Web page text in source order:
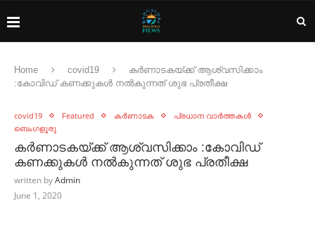
Home covid19
കർണാടകയ്ക്ക് ആശ്വസിക്കാം
:കോവിഡ് കണക്കുകൾ നൽകുന്നത് ശുഭ പ്രതീക്ഷ
covid19 Featured കർണാടക
പ്രധാന വാർത്തകൾ
ബെംഗളൂരു
കർണാടകയ്ക്ക് ആശ്വസിക്കാം :കോവിഡ്
കണക്കുകൾ നൽകുന്നത് ശുഭ പ്രതീക്ഷ
written byAdmin
June 1, 2020